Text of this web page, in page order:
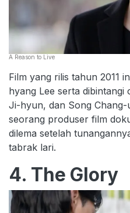
A Reason to Live
Film yang rilis tahun 2011
hyang Lee serta
Ji-hyun, dan Song Chang-
seorang produser film
dilema setelah
tabrak lari.
4. The Glory